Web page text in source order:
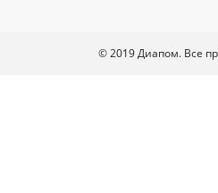
© 2019 Диапом. Все